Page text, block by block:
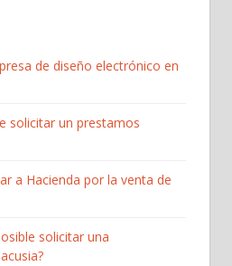
de diseño electrónico en
solicitar un prestamos
a Hacienda por la venta de
solicitar una